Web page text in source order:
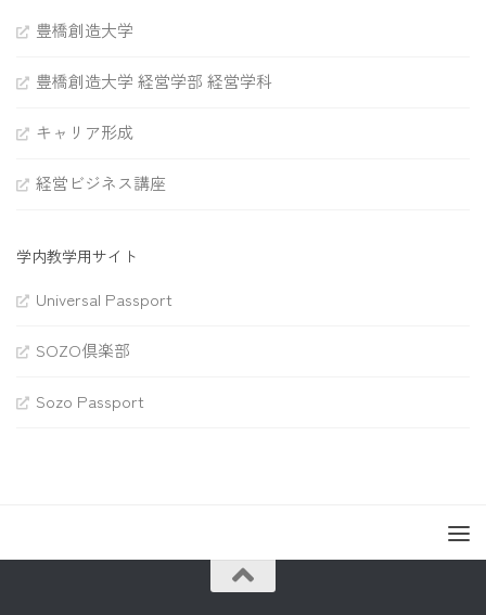
豊橋創造大学
豊橋創造大学 経営学部 経営学科
キャリア形成
経営ビジネス講座
学内教学用サイト
Universal Passport
SOZO倶楽部
Sozo Passport